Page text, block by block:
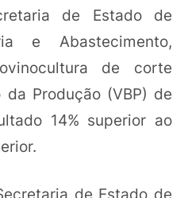
de Estado de
e Abastecimento,
de corte
Produção (VBP) de
14% superior ao
de Estado de